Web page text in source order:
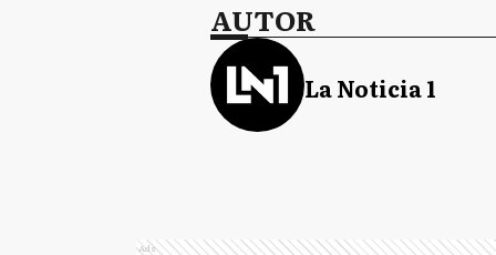
AUTOR
La Noticia 1
Ads